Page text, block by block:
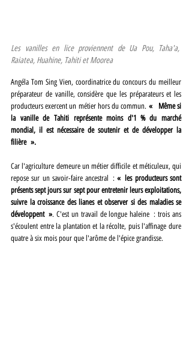
Les vanilles en lice proviennent de Ua Pou, Taha'a,
Raiatea, Huahine, Tahiti et Moorea
Angéla Tom Sing Vien, coordinatrice du concours du meilleur
préparateur de vanille, considère que les préparateurs et les
producteurs exercent un métier hors du commun. «  Même si
la vanille de Tahiti représente moins d'1 % du marché
mondial, il est nécessaire de soutenir et de développer la
filière ».
Car l'agriculture demeure un métier difficile et méticuleux, qui
repose sur un savoir-faire ancestral : « les producteurs sont
présents sept jours sur sept pour entretenir leurs exploitations,
suivre la croissance des lianes et observer si des maladies se
développent ». C'est un travail de longue haleine : trois ans
s'écoulent entre la plantation et la récolte, puis l'affinage dure
quatre à six mois pour que l'arôme de l'épice grandisse.